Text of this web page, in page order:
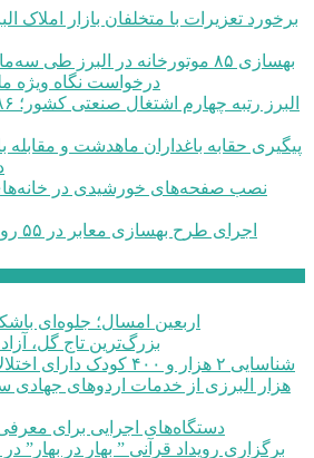
بهسازی ۸۵ موتورخانه در البرز طی سه‌ماهه نخست امسال
درخواست نگاه ویژه
اجرای طرح بهسازی معابر در ۵۵ روستای استان البرز
اربعین امسال؛ جلوه‌ای
بزرگ‌ترین تاج گل،
شناسایی ۲ هزار و ۴۰۰ کودک دارای اختلالات بینایی در البرز
دستگاه‌های اجرایی برای